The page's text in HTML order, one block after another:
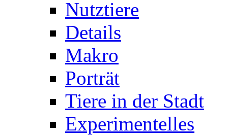
Nutztiere
Details
Makro
Porträt
Tiere in der Stadt
Experimentelles